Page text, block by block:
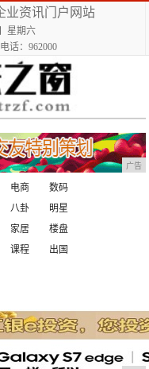
业资讯门户网站
星期六
话：962000
广告
电商
数码
八卦
明星
家居
楼盘
课程
出国